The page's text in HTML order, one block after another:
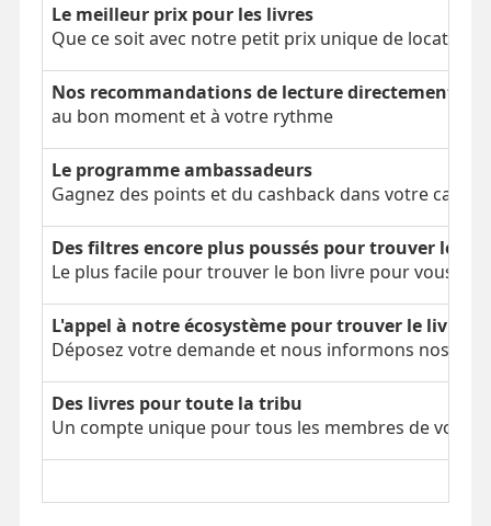
Le meilleur prix pour les livres
Que ce soit avec notre petit prix unique de location
Nos recommandations de lecture directement
au bon moment et à votre rythme
Le programme ambassadeurs
Gagnez des points et du cashback dans votre
Des filtres encore plus poussés pour trouver le
Le plus facile pour trouver le bon livre pour vous
L'appel à notre écosystème pour trouver le livre
Déposez votre demande et nous informons nos
Des livres pour toute la tribu
Un compte unique pour tous les membres de votre